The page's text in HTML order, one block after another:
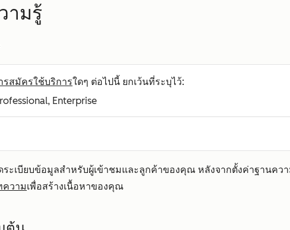
ามรู้
รสมัครใช้บริการใดๆ ต่อไปนี้ ยกเว้นที่ระบุไว้:
Enterprise
ระเบียบข้อมูลสำหรับผู้เข้าชมและลูกค้าของคุณ หลังจากตั้งค่าฐานคว
ความเพื่อสร้างเนื้อหาของคุณ